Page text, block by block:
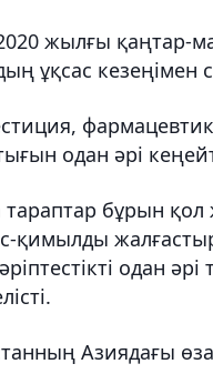
жылғы
ұқсас кезеңімен
одан әрі
бұрын қол
қимылды
одан әрі
Азиядағы